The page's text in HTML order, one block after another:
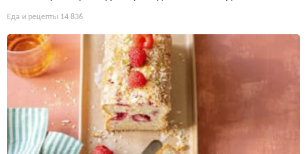
Еда и рецепты 14 836